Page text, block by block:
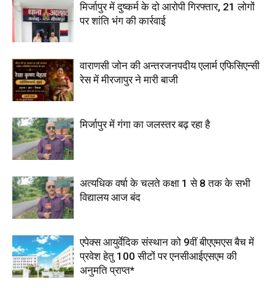
मिर्जापुर में दुष्कर्म के दो आरोपी गिरफ्तार, 21 लोगों
पर शांति भंग की कार्रवाई
वाराणसी जोन की अन्तरजनपदीय एलार्म एफिसिएन्सी
रेस में मीरजापुर ने मारी बाजी
मिर्जापुर में गंगा का जलस्तर बढ़ रहा है
अत्यधिक वर्षा के चलते कक्षा 1 से 8 तक के सभी
विद्यालय आज बंद
एपेक्स आयुर्वेदिक संस्थान को 9वीं बीएएमएस बैच में
प्रवेश हेतु 100 सीटों पर एनसीआईएसएम की
अनुमति प्राप्त*